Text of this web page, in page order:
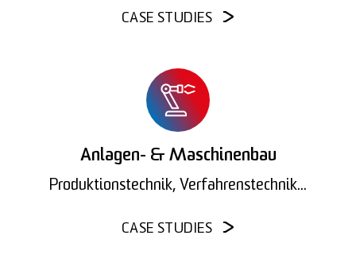
CASE STUDIES
Anlagen- & Maschinenbau
Produktionstechnik, Verfahrenstechnik...
CASE STUDIES